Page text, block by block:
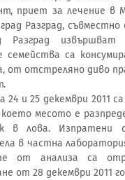
приет за лечение в
Разград, съвместно
извършват
семейства са
от отстреляно диво
24 и 25 декември 2011
месото е
в лова. Изпратени
в частна
от анализа са
от 28 декември 2011